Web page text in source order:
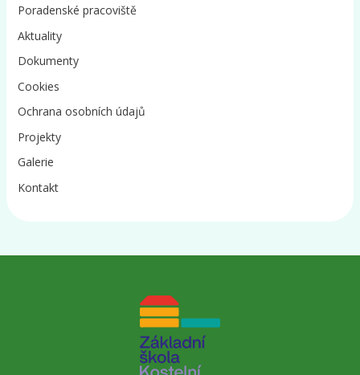
Poradenské pracoviště
Aktuality
Dokumenty
Cookies
Ochrana osobních údajů
Projekty
Galerie
Kontakt